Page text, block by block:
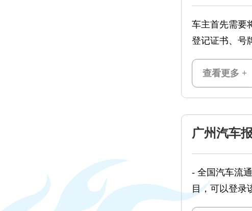
车主首先需要
登记证书、号
查看更多 +
广州汽车
- 全国汽车流
目，可以登录
并上传所需的